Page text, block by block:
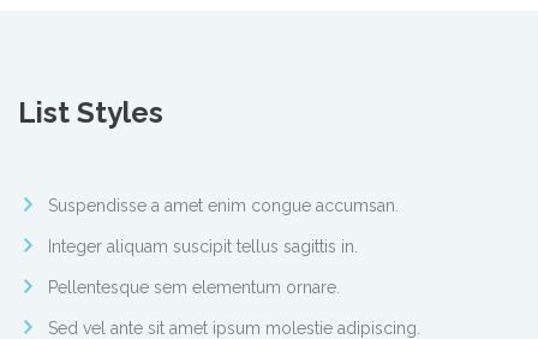
List Styles
Suspendisse a amet enim congue accumsan.
Integer aliquam suscipit tellus sagittis in.
Pellentesque sem elementum ornare.
Sed vel ante sit amet ipsum molestie adipiscing.